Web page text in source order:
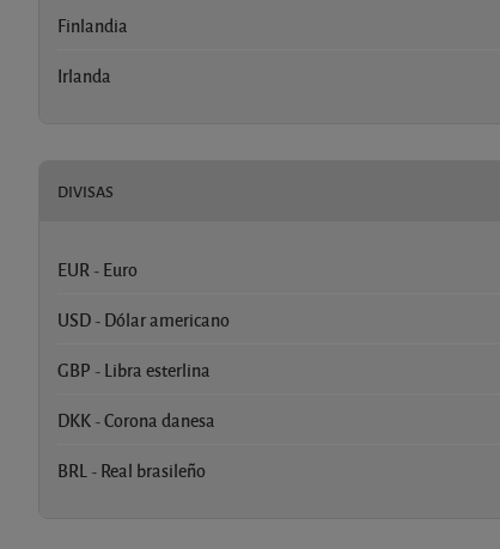
Finlandia
Irlanda
DIVISAS
EUR - Euro
USD - Dólar americano
GBP - Libra esterlina
DKK - Corona danesa
BRL - Real brasileño